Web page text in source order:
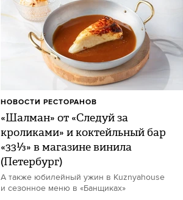
«Шалман» от «Следуй за
кроликами» и коктейльный бар
«33⅓» в магазине винила
(Петербург)
А также юбилейный ужин в Kuznyahouse
и сезонное меню в «Банщиках»
НОВОСТИ РЕСТОРАНОВ